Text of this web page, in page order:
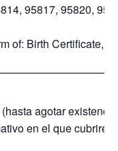
95817, 95820,
of: Birth Certificate,
agotar
en el que